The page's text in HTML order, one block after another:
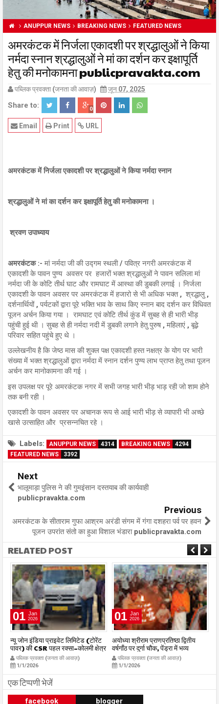
ANUPPUR NEWS BREAKING NEWS FEATURED NEWS
अमरकंटक में निर्जला एकादशी पर श्रद्धालुओं ने किया
नर्मदा स्नान श्रद्धालुओं ने मां का दर्शन कर इक्षापूर्ति
हेतु की मनोकामना publicpravakta.com
पब्लिक प्रवक्ता (जनता की आवाज़) जून 07, 2025
Share to: 0
URL
Print
Email
अमरकंटक में निर्जला एकादशी पर श्रद्धालुओं ने किया नर्मदा स्नान
श्रद्धालुओं ने मां का दर्शन कर इक्षापूर्ति हेतु की मनोकामना ।
श्रवण उपाध्याय
अमरकंटक :- मां नर्मदा जी की उद्गम स्थली / पवित्र नगरी अमरकंटक में
एकादशी के पावन पुण्य अवसर पर हजारों भक्त श्रद्धालुओं ने पावन सलिला मां
नर्मदा जी के कोटि तीर्थ घाट और रामघाट में आस्था की डुबकी लगाई । निर्जला
एकादशी के पावन अवसर पर अमरकंटक में हजारो से भी अधिक भक्त , श्रद्धालु ,
दर्शनार्थियों , पर्यटकों द्वारा पूरे भक्ति भाव के साथ किए स्नान बाद दर्शन कर विधिवत
पूजन अर्चन किया गया । रामघाट एवं कोटि तीर्थ कुंड में सुबह से ही भारी भीड़
पहुंची हुई थी । सुबह से ही नर्मदा नदी में डुबकी लगाने हेतु पुरुष , महिलाएं , बूढ़े
परिवार सहित पहुंचे हुए थे ।
उल्लेखनीय है कि जेष्ठ मास की शुक्ल पक्ष एकादशी हस्त नक्षत्र के योग पर भारी
संख्या में भक्त श्रद्धालुओं द्वारा नर्मदा में स्नान दर्शन पुण्य लाभ प्राप्त हेतु तथा पूजन
अर्चन कर मानोकामना की गई ।
इस उपलक्ष पर पूरे अमरकंटक नगर में सभी जगह भारी भीड़ भाड़ रही जो शाम होने
तक बनी रही ।
एकादशी के पावन अवसर पर अचानक रूप से आई भारी भीड़ से व्यापारी भी अच्छे
खासे उत्साहित और प्रसन्नचित रहे ।
Labels: ANUPPUR NEWS 4314 BREAKING NEWS
4294
FEATURED NEWS
3392
Next
भालूमाड़ा पुलिस ने की गुमइंसान दस्तयाब की कार्यवाही
publicpravakta.com
Previous
अमरकंटक के सीताराम गुफा आश्रम अरंडी संगम में गंगा दशहरा पर्व पर हवन
पूजन उपरांत संतो का हुआ विशाल भंडारा publicpravakta.com
RELATED POST
01 Jan
2026
न्यू जोन इंडिया प्राइवेट लिमिटेड (टोरेंट
पावर) की CSR पहल रक्सा–कोलमी क्षेत्र
में चलित अस्पताल एम्बुलेंस सेवा का
शुभारंभ publicpravakta.com
पब्लिक प्रवक्ता (जनता की आवाज़)
1/1/2026
01 Jan
2026
अयोध्या श्रीराम प्राणप्रतिष्ठा द्वितीय
वर्षगाँठ पर दुर्गा चौक, पेंड्रा में भव्य
महाआरती सम्पन्न
publicpravakta.com
पब्लिक प्रवक्ता (जनता की आवाज़)
1/1/2026
एक टिप्पणी भेजें
facebook blogger